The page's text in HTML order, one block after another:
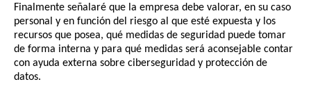
Finalmente señalaré que la empresa debe valorar, en su caso
personal y en función del riesgo al que esté expuesta y los
recursos que posea, qué medidas de seguridad puede tomar
de forma interna y para qué medidas será aconsejable contar
con ayuda externa sobre ciberseguridad y protección de
datos.